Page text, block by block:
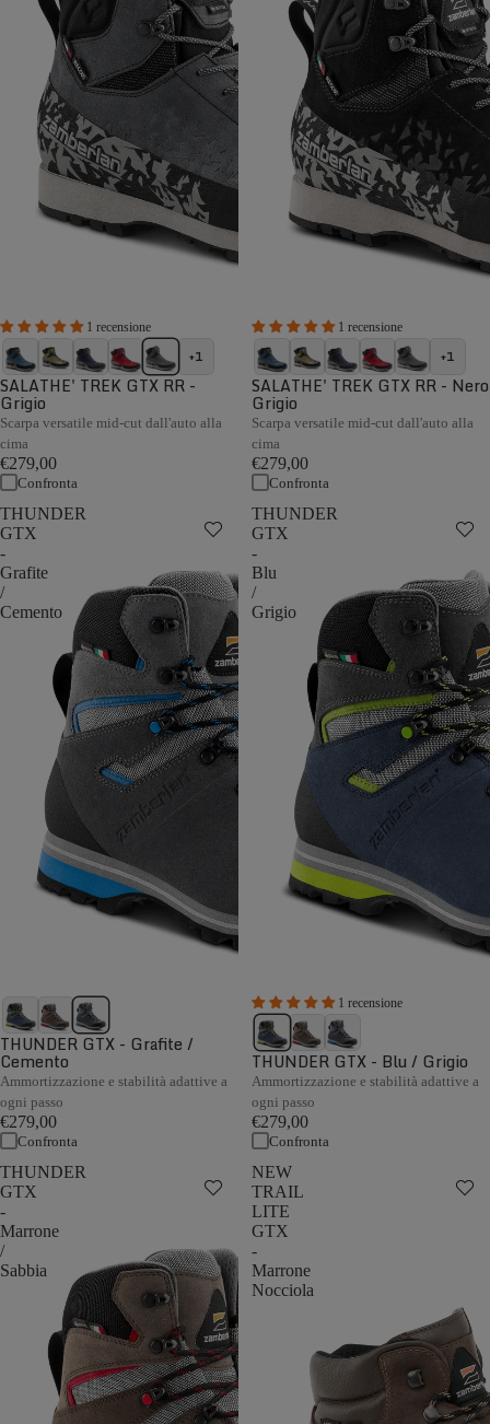
1 recensione
+1
SALATHE' TREK GTX RR -
Grigio
Scarpa versatile mid-cut dall'auto alla
cima
€279,00
Confronta
1 recensione
+1
SALATHE' TREK GTX RR - Nero
Grigio
Scarpa versatile mid-cut dall'auto alla
cima
€279,00
Confronta
THUNDER
GTX
-
Grafite
/
Cemento
THUNDER GTX - Grafite /
Cemento
Ammortizzazione e stabilità adattive a
ogni passo
€279,00
Confronta
THUNDER
GTX
-
Blu
/
Grigio
1 recensione
THUNDER GTX - Blu / Grigio
Ammortizzazione e stabilità adattive a
ogni passo
€279,00
Confronta
THUNDER
GTX
-
Marrone
/
Sabbia
NEW
TRAIL
LITE
GTX
-
Marrone
Nocciola